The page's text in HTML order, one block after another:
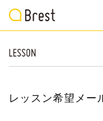
レッスン希望メー